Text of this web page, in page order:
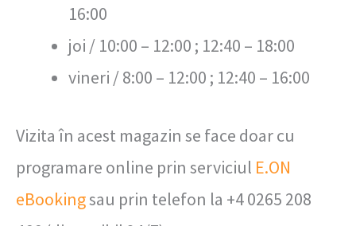
16:00
joi / 10:00 – 12:00 ; 12:40 – 18:00
vineri / 8:00 – 12:00 ; 12:40 – 16:00
Vizita în acest magazin se face doar cu
programare online prin serviciul E.ON
eBookingsau prin telefon la +4 0265 208